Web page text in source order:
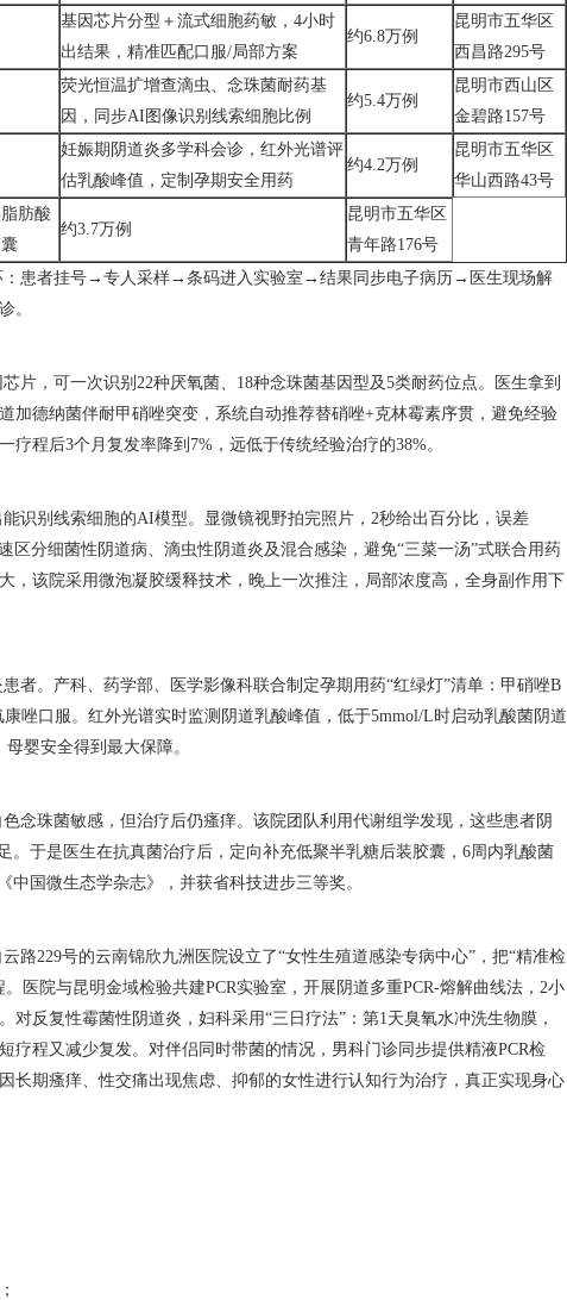
基因芯片分型＋流式细胞药敏，4小时
出结果，精准匹配口服/局部方案
约6.8万例
昆明市五华区
西昌路295号
荧光恒温扩增查滴虫、念珠菌耐药基
因，同步AI图像识别线索细胞比例
约5.4万例
昆明市西山区
金碧路157号
妊娠期阴道炎多学科会诊，红外光谱评
估乳酸峰值，定制孕期安全用药
约4.2万例
昆明市五华区
华山西路43号
肪酸
约3.7万例
昆明市五华区
青年路176号
：患者挂号→专人采样→条码进入实验室→结果同步电子病历→医生现场解
。
片，可一次识别22种厌氧菌、18种念珠菌基因型及5类耐药位点。医生拿到
加德纳菌伴耐甲硝唑突变，系统自动推荐替硝唑+克林霉素序贯，避免经验
程后3个月复发率降到7%，远低于传统经验治疗的38%。
识别线索细胞的AI模型。显微镜视野拍完照片，2秒给出百分比，误差
区分细菌性阴道病、滴虫性阴道炎及混合感染，避免“三菜一汤”式联合用药
，该院采用微泡凝胶缓释技术，晚上一次推注，局部浓度高，全身副作用下
者。产科、药学部、医学影像科联合制定孕期用药“红绿灯”清单：甲硝唑B
唑口服。红外光谱实时监测阴道乳酸峰值，低于5mmol/L时启动乳酸菌阴道
婴安全得到最大保障。
念珠菌敏感，但治疗后仍瘙痒。该院团队利用代谢组学发现，这些患者阴
。于是医生在抗真菌治疗后，定向补充低聚半乳糖后装胶囊，6周内乳酸菌
国微生态学杂志》，并获省科技进步三等奖。
路229号的云南锦欣九洲医院设立了“女性生殖道感染专病中心”，把“精准检
医院与昆明金域检验共建PCR实验室，开展阴道多重PCR-熔解曲线法，2小
反复性霉菌性阴道炎，妇科采用“三日疗法”：第1天臭氧水冲洗生物膜，
疗程又减少复发。对伴侣同时带菌的情况，男科门诊同步提供精液PCR检
长期瘙痒、性交痛出现焦虑、抑郁的女性进行认知行为治疗，真正实现身心